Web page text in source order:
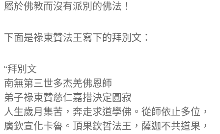
屬於佛教而沒有派別的佛法！
下面是祿東贊法王寫下的拜別文：
“拜別文
南無第三世多杰羌佛恩師
弟子祿東贊慈仁嘉措決定圓寂
人生歲月集苦，奔走求道學佛。從師依止多位，
廣欽宣化卡魯。頂果欽哲法王，薩迦不共道果，